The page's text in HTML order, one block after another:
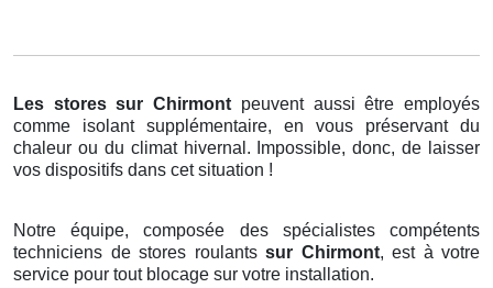
Les stores sur Chirmont peuvent aussi être employés
comme isolant supplémentaire, en vous préservant du
chaleur ou du climat hivernal. Impossible, donc, de laisser
vos dispositifs dans cet situation !
Notre équipe, composée des spécialistes compétents
techniciens de stores roulants sur Chirmont, est à votre
service pour tout blocage sur votre installation.